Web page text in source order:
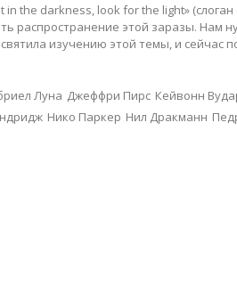
in the darkness, look for the light»
распространение этой заразы. Нам
изучению этой темы, и сейчас
Луна Джеффри Пирс Кейвонн
Нико Паркер Нил Дракманн